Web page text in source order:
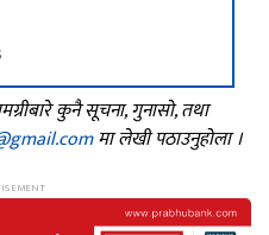
कुनै सूचना, गुनासो, तथा
मा लेखी पठाउनुहोला ।